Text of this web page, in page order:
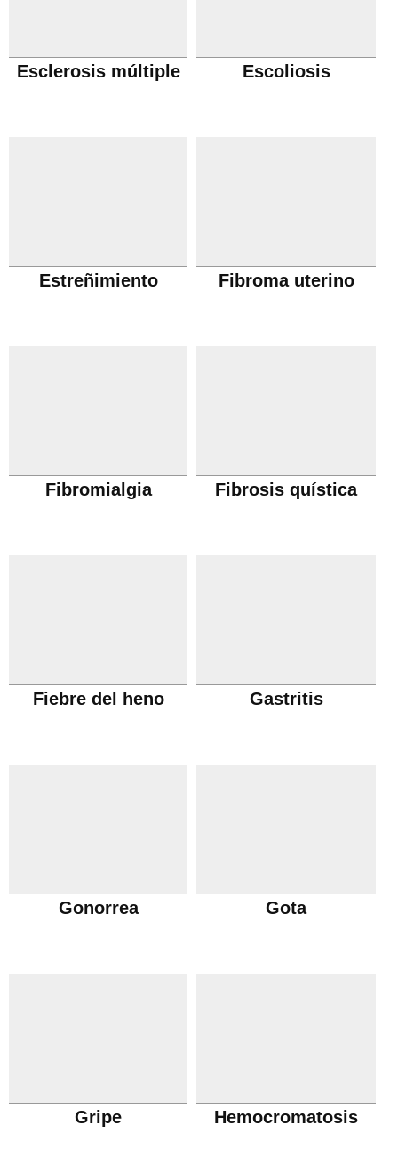
Esclerosis múltiple Escoliosis
Estreñimiento Fibroma uterino
Fibromialgia Fibrosis quística
Fiebre del heno Gastritis
Gonorrea Gota
Gripe Hemocromatosis